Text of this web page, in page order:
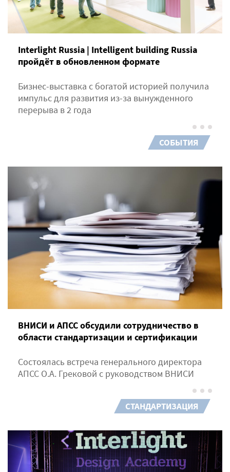
Interlight Russia | Intelligent building Russia
пройдёт в обновленном формате
Бизнес-выставка с богатой историей получила
импульс для развития из-за вынужденного
перерыва в 2 года
СОБЫТИЯ
ВНИСИ и АПСС обсудили сотрудничество в
области стандартизации и сертификации
Состоялась встреча генерального директора
АПСС О.А. Грековой с руководством ВНИСИ
СТАНДАРТИЗАЦИЯ